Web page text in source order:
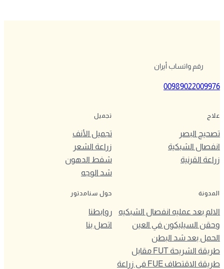
رقم واتساب أيران
00989022009976
علاج
تصحيح البصر
انفصال الشبكية
زراعة القرنية
تجميل
تجميل الأنف
زراعة الشعر
شفط الدهون
شد الوجه
المدونة
الالم بعد عمليه انفصال الشبكيه
وحقن السيليكون في العين
الحمل بعد شد البطن
طريقة الشريحة FUT مقابل
طريقة الاقتطاف FUE في زراعة
حول سنامدتور
روابطنا
اتصل بنا